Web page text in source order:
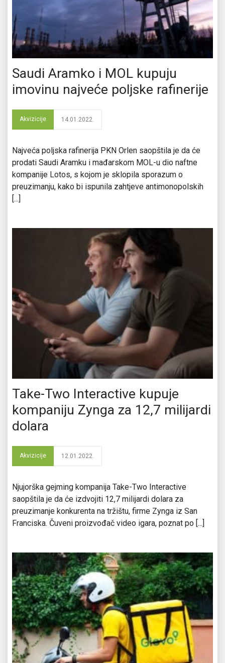
Saudi Aramko i MOL kupuju
imovinu najveće poljske rafinerije
Akvizicije 14.01.2022.
Najveća poljska rafinerija PKN Orlen saopštila je da će
prodati Saudi Aramku i mađarskom MOL-u dio naftne
kompanije Lotos, s kojom je sklopila sporazum o
preuzimanju, kako bi ispunila zahtjeve antimonopolskih
[...]
Take-Two Interactive kupuje
kompaniju Zynga za 12,7 milijardi
dolara
Akvizicije 12.01.2022.
Njujorška gejming kompanija Take-Two Interactive
saopštila je da će izdvojiti 12,7 milijardi dolara za
preuzimanje konkurenta na tržištu, firme Zynga iz San
Franciska. Čuveni proizvođač video igara, poznat po [...]